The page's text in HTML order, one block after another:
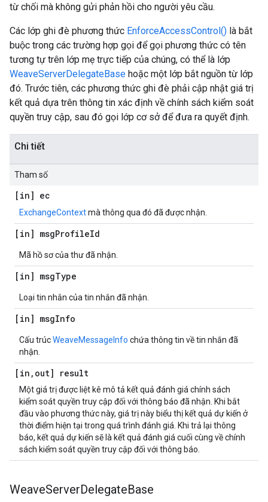
từ chối mà không gửi phản hồi cho người yêu cầu.
Các lớp ghi đè phương thức EnforceAccessControl() là bắt
buộc trong các trường hợp gọi để gọi phương thức có tên
tương tự trên lớp mẹ trực tiếp của chúng, có thể là lớp
WeaveServerDelegateBase hoặc một lớp bắt nguồn từ lớp
đó. Trước tiên, các phương thức ghi đè phải cập nhật giá trị
kết quả dựa trên thông tin xác định về chính sách kiểm soát
quyền truy cập, sau đó gọi lớp cơ sở để đưa ra quyết định.
Chi tiết
Tham số
[in] ec
ExchangeContextmà thông qua đó đã được nhận.
[in] msgProfileId
Mã hồ sơ của thư đã nhận.
[in] msgType
Loại tin nhắn của tin nhắn đã nhận.
[in] msgInfo
Cấu trúcWeaveMessageInfo chứa thông tin về tin nhắn đã
nhận.
[in , out] result
Một giá trị được liệt kê mô tả kết quả đánh giá chính sách
kiểm soát quyền truy cập đối với thông báo đã nhận. Khi bắt
đầu vào phương thức này, giá trị này biểu thị kết quả dự kiến ở
thời điểm hiện tại trong quá trình đánh giá. Khi trả lại thông
báo, kết quả dự kiến sẽ là kết quả đánh giá cuối cùng về chính
sách kiểm soát quyền truy cập đối với thông báo.
WeaveServerDelegateBase